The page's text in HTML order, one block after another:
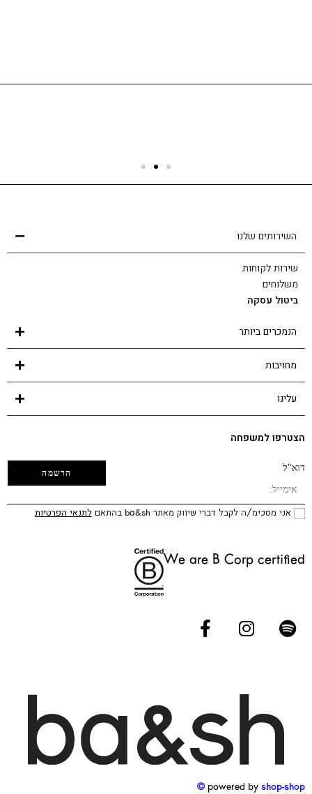
שירות לקוחות
השירותים שלנו
שירות לקוחות
משלוחים
ביטול עסקה
הנמכרים ביותר
מחויבות
עלינו
הצטרפו למשפחה
דוא"ל
אני מסכימ/ה לקבל דברי שיווק מאתר ba&sh בהתאם לתנאי הפרטיות
We are B Corp certified
powered by shop-shop ©️